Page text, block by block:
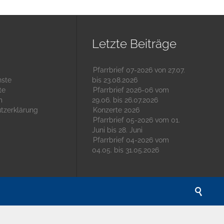
Letzte Beiträge
Pfarrbrief 07-2026 von 27.07.
bis 23.08.2026
Pfarrbrief 2026-06 vom
29.06. bis 26.07.2026
Konzerte 2026
Pfarrbrief 05-2026 vom 01.
Juni bis 28. Juni
Pfarrbrief 04-2026 vom
04.05. bis 31.05.2026
